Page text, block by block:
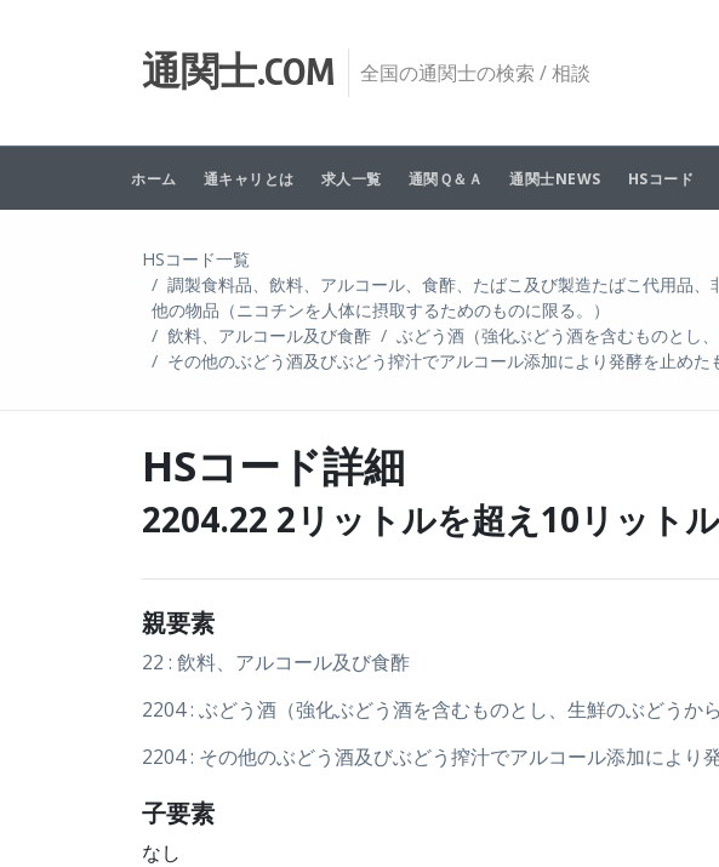
通関士.COM 全国の通関士の検索 / 相談
ホーム 通キャリとは 求人一覧 通関Ｑ＆Ａ 通関士NEWS HSコード
HSコード一覧
調製食料品、飲料、アルコール、食酢、たばこ及び製造たばこ代用品
他の物品（ニコチンを人体に摂取するためのものに限る。）
飲料、アルコール及び食酢
ぶどう酒（強化ぶどう酒を含むものとし
その他のぶどう酒及びぶどう搾汁でアルコール添加により発酵を止めた
HSコード詳細
2204.22 2リットルを超え10リット
親要素
22 : 飲料、アルコール及び食酢
2204 : ぶどう酒（強化ぶどう酒を含むものとし、生鮮のぶどうか
2204 : その他のぶどう酒及びぶどう搾汁でアルコール添加により
子要素
なし